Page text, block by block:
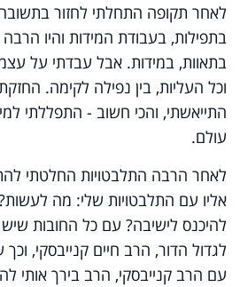
לאחר תקופה התחלתי לחזור
בתפילות, בעבודת המידות והיו הרבה
בתאוות, במידות. אבל עבדתי על
וכל העליות, בין נפילה לקימה.
התייאשתי, והכי חשוב - התפללתי
עולם.
לאחר הרבה התלבטויות החלטתי
אליו עם התלבטויות שלי: מה
להיכנס לישיבה? עם כל החובות שיש
לגדול הדור, הרב חיים קנייבסקי,
עם הרב קנייבסקי, הרב בירך אותי